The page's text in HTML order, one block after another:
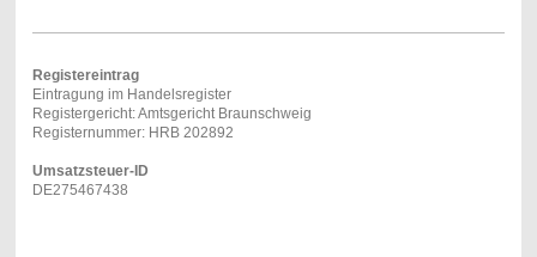
Registereintrag
Eintragung im Handelsregister
Registergericht: Amtsgericht Braunschweig
Registernummer: HRB 202892
Umsatzsteuer-ID
DE275467438